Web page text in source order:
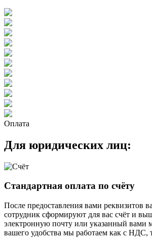
Оплата
Для юридических лиц:
Стандартная оплата по счёту
После предоставления вами реквизитов
сотрудник сформируют для вас счёт и
электронную почту или указанный вами
вашего удобства мы работаем как с НДС,